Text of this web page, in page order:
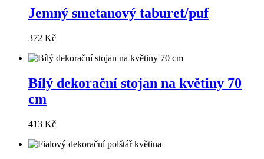
Jemný smetanový taburet/puf
372 Kč
Bílý dekorační stojan na květiny 70
cm
413 Kč